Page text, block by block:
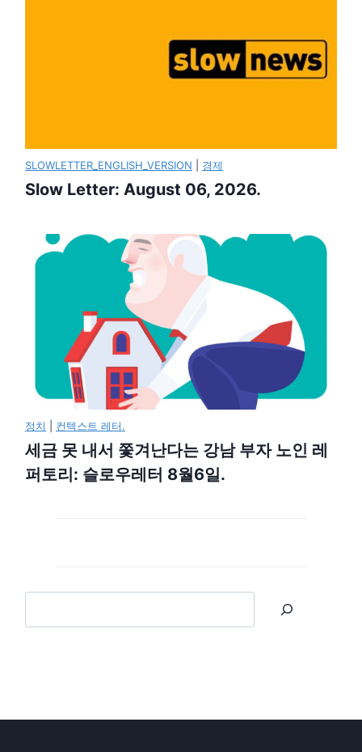
SLOWLETTER_ENGLISH_VERSION 경제
Slow Letter: August 06, 2026.
정치 컨텍스트 레터.
세금 못 내서 쫓겨난다는 강남 부자 노인 레
퍼토리: 슬로우레터 8월6일.